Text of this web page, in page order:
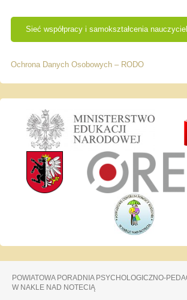
Sieć współpracy i samokształcenia
Ochrona Danych Osobowych – RODO
POWIATOWA PORADNIA PSYCHOLOGICZNO-
W NAKLE NAD NOTECIĄ